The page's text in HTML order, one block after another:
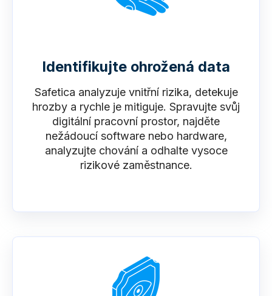
Identifikujte ohrožená data
Safetica analyzuje vnitřní rizika, detekuje
hrozby a rychle je mitiguje. Spravujte svůj
digitální pracovní prostor, najděte
nežádoucí software nebo hardware,
analyzujte chování a odhalte vysoce
rizikové zaměstnance.